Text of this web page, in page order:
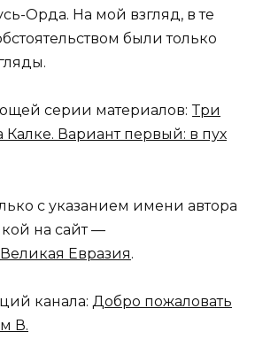
Орда. На мой взгляд, в те
были только
серии материалов: Три
Вариант первый: в пух
с указанием имени автора
на сайт —
Великая Евразия.
канала: Добро пожаловать
В.